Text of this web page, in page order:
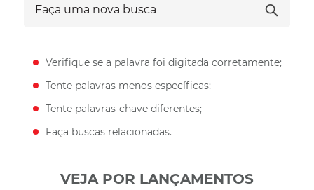
Verifique se a palavra foi digitada corretamente;
Tente palavras menos específicas;
Tente palavras-chave diferentes;
Faça buscas relacionadas.
VEJA POR LANÇAMENTOS